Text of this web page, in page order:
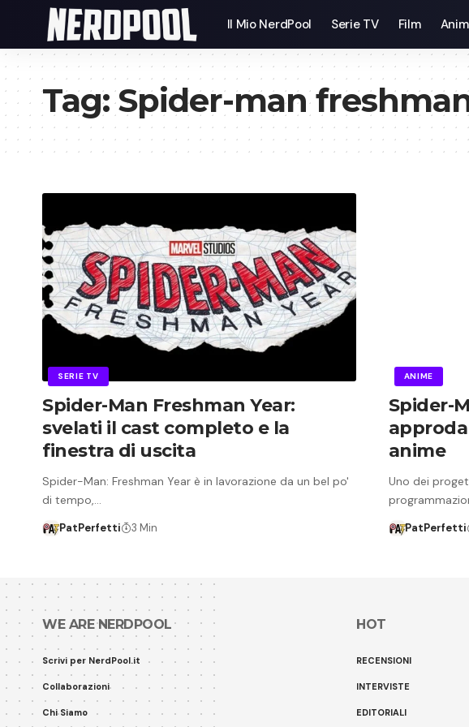
Il Mio NerdPool Serie TV Film
Tag:Spider-man
SERIE TV
Spider-Man Freshman Year:
svelati il cast completo e la
finestra di uscita
Spider-Man: Freshman Year è in lavorazione da un bel po'
di tempo,…
PatPerfetti 3 Min
ANIME
Spider-
anime
Uno dei
PatPerfetti
WE ARE NERDPOOL
Scrivi per NerdPool.it
Collaborazioni
Chi Siamo
HOT
RECENSIONI
INTERVISTE
EDITORIALI